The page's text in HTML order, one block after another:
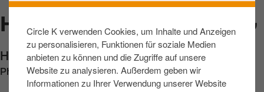
Circle K verwenden Cookies, um Inhalte und Anzeigen
zu personalisieren, Funktionen für soziale Medien
anbieten zu können und die Zugriffe auf unsere
Website zu analysieren. Außerdem geben wir
Informationen zu Ihrer Verwendung unserer Website
u
m
I
n
h
v
HAUSACH, HECHTSBERG
Hechtsberg 8,Hausach,77756,DE
Phone: +4978314149988